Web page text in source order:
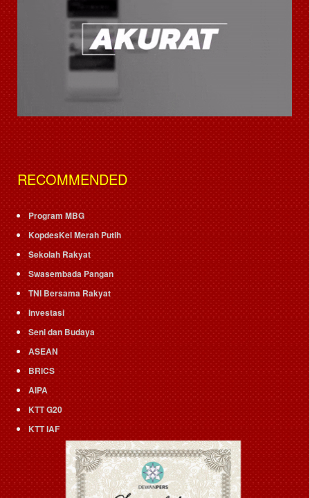
RECOMMENDED
Program MBG
KopdesKel Merah Putih
Sekolah Rakyat
Swasembada Pangan
TNI Bersama Rakyat
Investasi
Seni dan Budaya
ASEAN
BRICS
AIPA
KTT G20
KTT IAF